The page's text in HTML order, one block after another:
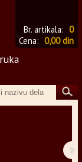
Br. artikala: 0
Cena: 0,00 din
›